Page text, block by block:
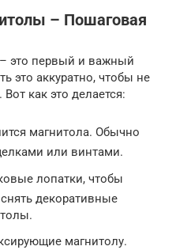
– Пошаговая
это первый и важный
это аккуратно, чтобы не
как это делается:
магнитола. Обычно
или винтами.
лопатки, чтобы
декоративные
магнитолу.